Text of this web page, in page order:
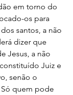
em torno do
os para
santos, a não
dizer que
Jesus, a não
Juiz e
senão o
quem pode